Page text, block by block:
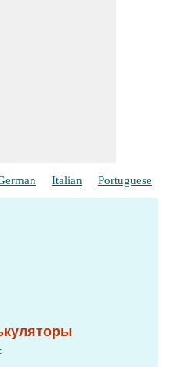
Italian Portuguese